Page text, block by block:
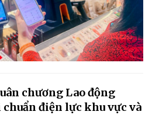
chương Lao động
điện lực khu vực và